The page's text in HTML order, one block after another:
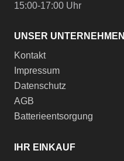
15:00-17:00 Uhr
UNSER UNTERNEHMEN
Kontakt
Impressum
Datenschutz
AGB
Batterieentsorgung
IHR EINKAUF